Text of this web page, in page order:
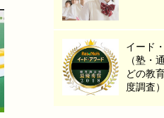
イード
（塾・
どの教
度調査）